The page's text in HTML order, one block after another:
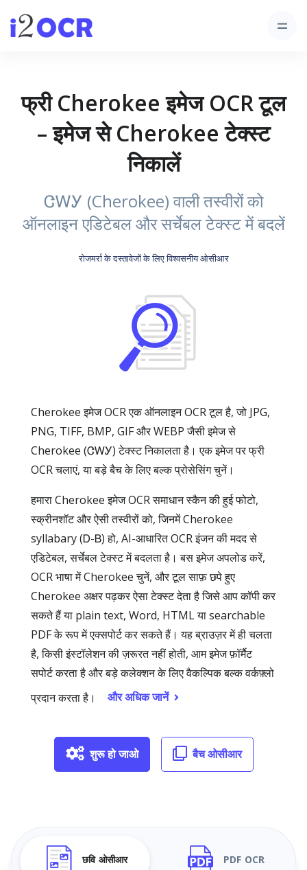
फ्री Cherokee इमेज OCR टूल
– इमेज से Cherokee टेक्स्ट
निकालें
ᏣᎳᎩ (Cherokee) वाली तस्वीरों को
ऑनलाइन एडिटेबल और सर्चेबल टेक्स्ट में बदलें
रोजमर्रा के दस्तावेजों के लिए विश्वसनीय ओसीआर
Cherokee इमेज OCR एक ऑनलाइन OCR टूल है, जो JPG,
PNG, TIFF, BMP, GIF और WEBP जैसी इमेज से
Cherokee (ᏣᎳᎩ) टेक्स्ट निकालता है। एक इमेज पर फ्री
OCR चलाएं, या बड़े बैच के लिए बल्क प्रोसेसिंग चुनें।
हमारा Cherokee इमेज OCR समाधान स्कैन की हुई फोटो,
स्क्रीनशॉट और ऐसी तस्वीरों को, जिनमें Cherokee
syllabary (Ꭰ-Ᏼ) हो, AI-आधारित OCR इंजन की मदद से
एडिटेबल, सर्चेबल टेक्स्ट में बदलता है। बस इमेज अपलोड करें,
OCR भाषा में Cherokee चुनें, और टूल साफ़ छपे हुए
Cherokee अक्षर पढ़कर ऐसा टेक्स्ट देता है जिसे आप कॉपी कर
सकते हैं या plain text, Word, HTML या searchable
PDF के रूप में एक्सपोर्ट कर सकते हैं। यह ब्राउज़र में ही चलता
है, किसी इंस्टॉलेशन की ज़रूरत नहीं होती, आम इमेज फ़ॉर्मैट
सपोर्ट करता है और बड़े कलेक्शन के लिए वैकल्पिक बल्क वर्कफ़्लो
प्रदान करता है।
और अधिक जानें
शुरू हो जाओ बैच ओसीआर
छवि ओसीआर PDF OCR